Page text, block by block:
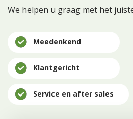
We helpen u graag met het
Meedenkend
Klantgericht
Service en after sales